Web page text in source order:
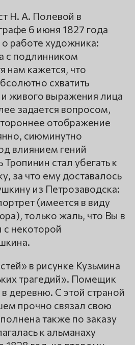
Н. А. Полевой в
6 июня 1827 года
работе художника:
с подлинником
нам кажется, что
схватить
живого выражения лица
задается вопросом,
отображение
сиюминутно
влиянием гений
стал убегать к
за что ему доставалось
из Петрозаводска:
(имеется в виду
только жаль, что Вы в
некоторой
в рисунке Кузьмина
трагедий». Помещик
деревню. С этой страной
прочно связал свою
также по заказу
к альманаху